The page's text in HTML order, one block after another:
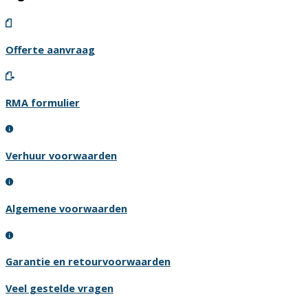
Offerte aanvraag
RMA formulier
Verhuur voorwaarden
Algemene voorwaarden
Garantie en retourvoorwaarden
Veel gestelde vragen